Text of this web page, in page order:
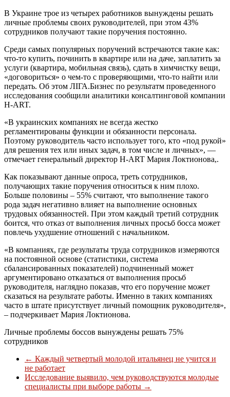
В Украине трое из четырех работников вынуждены решать
личные проблемы своих руководителей, при этом 43%
сотрудников получают такие поручения постоянно.
Среди самых популярных поручений встречаются такие как:
что-то купить, починить в квартире или на даче, заплатить за
услуги (квартира, мобильная связь), сдать в химчистку вещи,
«договориться» о чем-то с проверяющими, что-то найти или
передать. Об этом ЛІГА.Бизнес по результатм проведенного
исследования сообщили аналитики консалтинговой компании
H-ART.
«В украинских компаниях не всегда жестко
регламентированы функции и обязанности персонала.
Поэтому руководитель часто использует того, кто «под рукой»
для решения тех или иных задач, в том числе и личных», —
отмечает генеральный директор H-ART Мария Локтионова,.
Как показывают данные опроса, треть сотрудников,
получающих такие поручения относиться к ним плохо.
Больше половины – 55% считают, что выполнение такого
рода задач негативно влияет на выполнение основных
трудовых обязанностей. При этом каждый третий сотрудник
боится, что отказ от выполнения личных просьб босса может
повлечь ухудшение отношений с начальником.
«В компаниях, где результаты труда сотрудников измеряются
на постоянной основе (статистики, система
сбалансированных показателей) подчиненный может
аргументировано отказаться от выполнения просьб
руководителя, наглядно показав, что его поручение может
сказаться на результате работы. Именно в таких компаниях
часто в штате присутствует личный помощник руководителя»,
– подчеркивает Мария Локтионова.
Личные проблемы боссов вынуждены решать 75%
сотрудников
← Каждый четвертый молодой итальянец не учится и
не работает
Исследование выявило, чем руководствуются молодые
специалисты при выборе работы →